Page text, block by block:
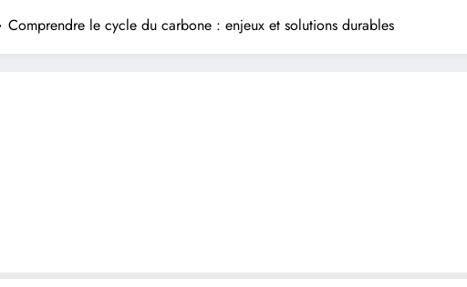
Comprendre le cycle du carbone : enjeux et solutions durables